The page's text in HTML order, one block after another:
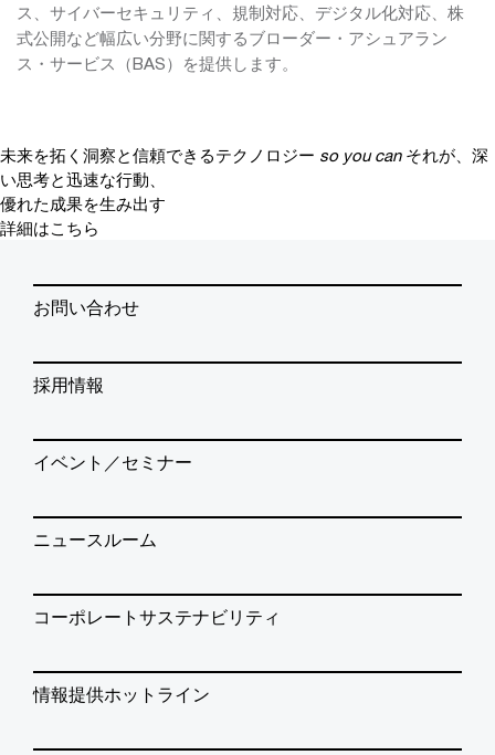
ス、サイバーセキュリティ、規制対応、デジタル化対応、株
式公開など幅広い分野に関するブローダー・アシュアラン
ス・サービス（BAS）を提供します。
未来を拓く洞察と信頼できるテクノロジー so you can それが、深
い思考と迅速な行動、
優れた成果を生み出す
詳細はこちら
お問い合わせ
採用情報
イベント／セミナー
ニュースルーム
コーポレートサステナビリティ
情報提供ホットライン